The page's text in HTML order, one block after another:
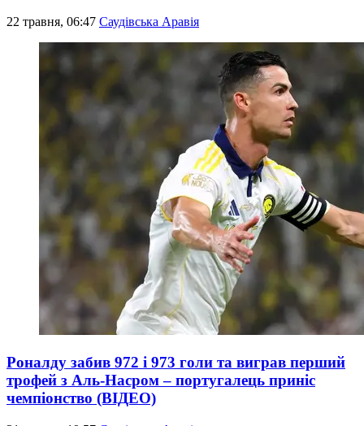
22 травня, 06:47 Саудівська Аравія
Роналду забив 972 і 973 голи та виграв перший
трофей з Аль-Насром – португалець приніс
чемпіонство (ВІДЕО)